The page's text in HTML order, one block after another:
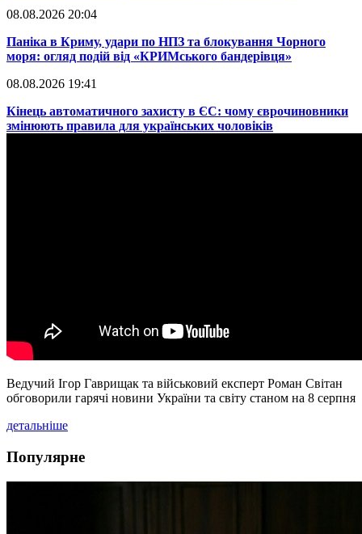
08.08.2026 20:04
Паніка в Криму, удари по НПЗ та блокування Чорного
моря: огляд подій від «КРИМського бандерівця»
08.08.2026 19:41
​Кінець автоматичного захисту в ЄС: чому єврочиновники
змінюють правила для українських чоловіків
Ведучий Ігор Гаврищак та військовий експерт Роман Світан
обговорили гарячі новини України та світу станом на 8 серпня
детальніше
Популярне